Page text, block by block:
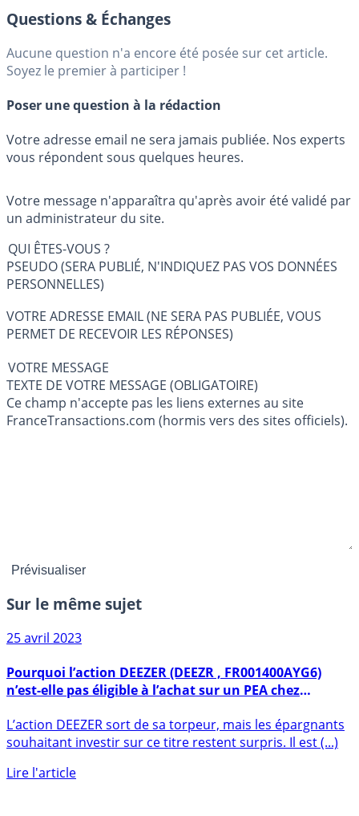
Questions & Échanges
Aucune question n'a encore été posée sur cet article.
Soyez le premier à participer !
Poser une question à la rédaction
Votre adresse email ne sera jamais publiée. Nos experts
vous répondent sous quelques heures.
Votre message n'apparaîtra qu'après avoir été validé par
un administrateur du site.
QUI ÊTES-VOUS ?
PSEUDO (SERA PUBLIÉ, N'INDIQUEZ PAS VOS DONNÉES
PERSONNELLES)
VOTRE ADRESSE EMAIL (NE SERA PAS PUBLIÉE, VOUS
PERMET DE RECEVOIR LES RÉPONSES)
VOTRE MESSAGE
TEXTE DE VOTRE MESSAGE (OBLIGATOIRE)
Ce champ n'accepte pas les liens externes au site
FranceTransactions.com (hormis vers des sites officiels).
Sur le même sujet
25 avril 2023
n’est-elle pas éligible à l’achat sur un PEA chez
Boursorama ?
souhaitant investir sur ce titre restent surpris. Il est (...)